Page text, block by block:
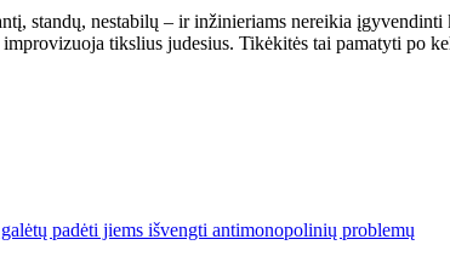
standų, nestabilų – ir inžinieriams nereikia
tikslius judesius. Tikėkitės tai pamatyti po
padėti jiems išvengti antimonopolinių problemų